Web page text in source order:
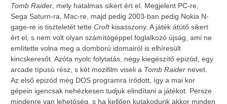
Tomb Raider, mely hatalmas sikert ért el. Megjelent PC-re,
Sega Saturn-ra, Mac-re, majd pedig 2003-ban pedig Nokia N-
gage-re is tiszteletét tette Croftkisasszony. A játék átütő sikert
ért el, s nem volt olyan számítógéppel foglalkozó újság, ami ne
említette volna meg a domború idomairól is elhíresült
kincskeresőt. Azóta nyolc folytatás, négy kiegészítő epizód, egy
arcade típusú rész, s két mozifilm viseli a Tomb Raider nevet.
Az első epizód még DOS programra íródott, így a mai kor
gépein igencsak nehézkesen tudjuk elindítani a játékot. Persze
mindenre van lehetőség, s ha kellően kutakodunk akkor minden